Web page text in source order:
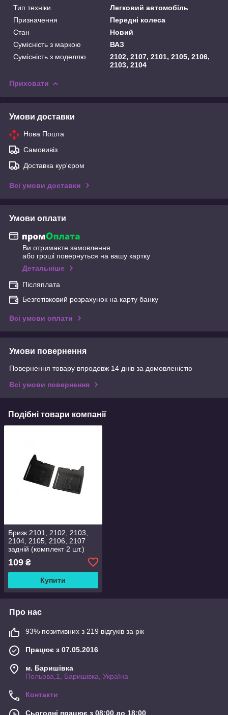
Тип техніки
Легковий автомобіль
Призначення
Передні колеса
Стан
Новий
Сумісність з маркою
ВАЗ
Сумісність з моделлю
2102, 2107, 2101, 2105, 2106,
2103, 2104
Приховати
Умови доставки
Нова Пошта
Самовивіз
Доставка кур'єром
Всі умови доставки
Умови оплати
Ви отримаєте замовлення
або гроші повернуться на вашу картку
Детальніше
Післяплата
Безготівковий розрахунок на карту банку
Всі умови оплати
Умови повернення
Повернення товару впродовж 14 днів за домовленістю
Всі умови повернення
Подібні товари компанії
Бризк 2101, 2102, 2103,
2104, 2105, 2106, 2107
задній (комплект 2 шт.)
109 ₴
Купити
Про нас
93% позитивних з 219 відгуків за рік
Працює з 07.05.2016
м. Баришівка
Польова,1, Баришівка, Україна
Контакти
Сьогодні працює з 08:00 до 18:00